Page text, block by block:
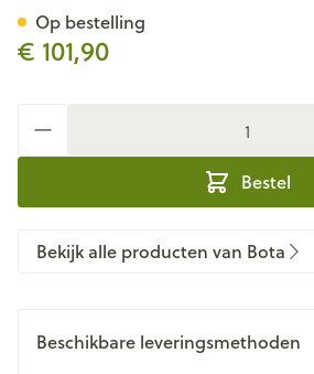
€ 101,90
Bestel
Op bestelling
Bekijk alle producten van Bota
Beschikbare leveringsmethoden